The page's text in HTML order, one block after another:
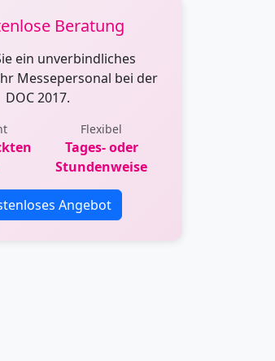
Beratung
ein unverbindliches
Messepersonal bei der
DOC 2017.
Flexibel
Tages- oder
Stundenweise
Angebot